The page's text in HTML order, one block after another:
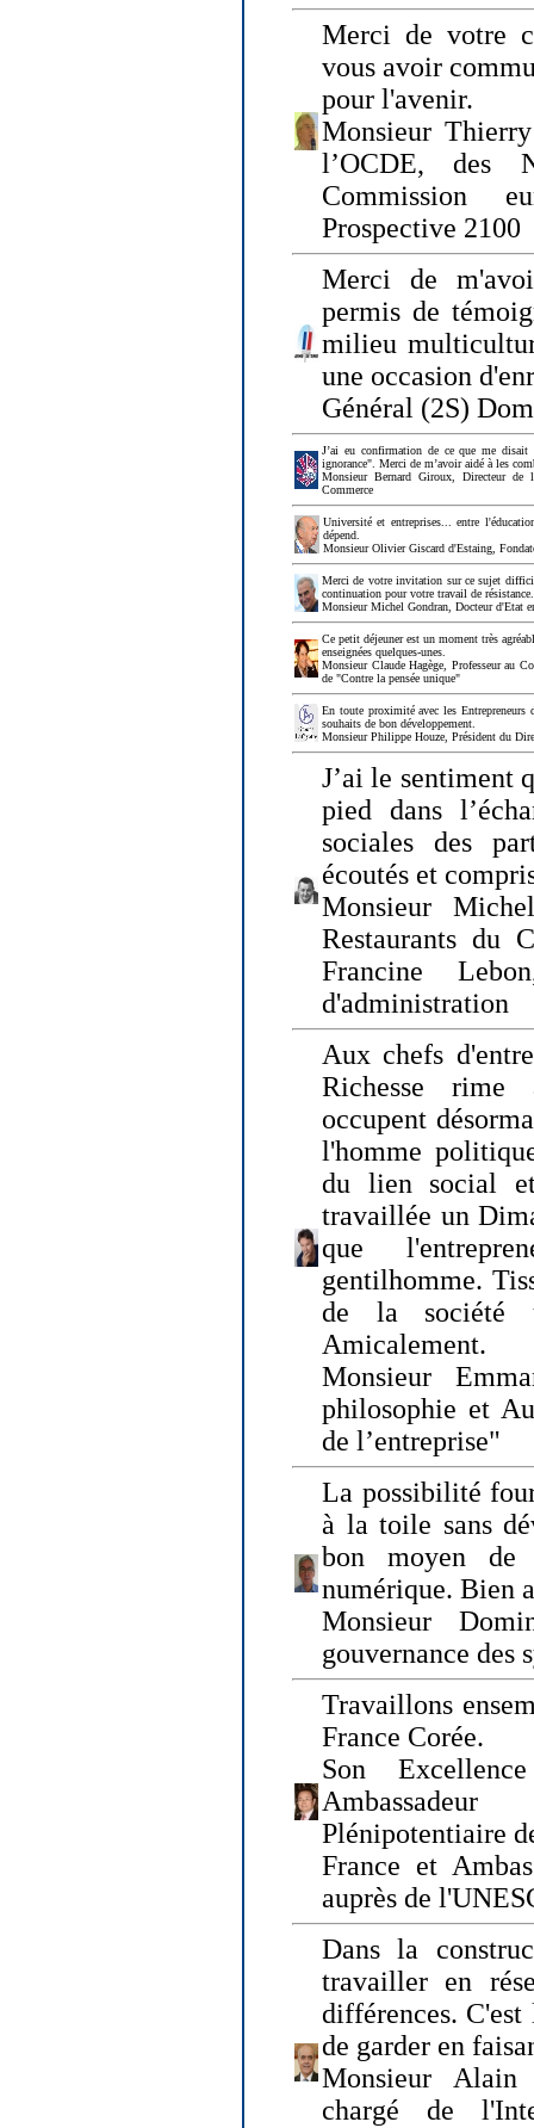
Merci de votre
vous avoir
pour l'avenir.
Monsieur
l’OCDE, des
Commission
Prospective 2100
Merci de
permis de
milieu
une occasion
Général (2S)
J’ai eu confirmation de ce que me disait
ignorance". Merci de m’avoir aidé à les
Monsieur Bernard Giroux, Directeur de
Commerce
Université et entreprises... entre
dépend.
Monsieur Olivier Giscard d'Estaing,
Merci de votre invitation sur ce sujet
continuation pour votre travail de
Monsieur Michel Gondran, Docteur d'Etat
Ce petit déjeuner est un moment très
enseignées quelques-unes.
Monsieur Claude Hagège, Professeur au
de "Contre la pensée unique"
En toute proximité avec les
souhaits de bon développement.
Monsieur Philippe Houze, Président du
J’ai le sentiment
pied dans
sociales des
écoutés et
Monsieur
Restaurants du
Francine
d'administration
Aux chefs
Richesse rime
occupent
l'homme
du lien social
travaillée un
que
gentilhomme.
de la société
Amicalement.
Monsieur
philosophie et
de l’entreprise"
La possibilité
à la toile sans
bon moyen de
numérique. Bien
Monsieur
gouvernance des
Travaillons
France Corée.
Son
Plénipotentiaire
France et
auprès de
Dans la
travailler en
différences.
de garder en
Monsieur Alain
chargé de